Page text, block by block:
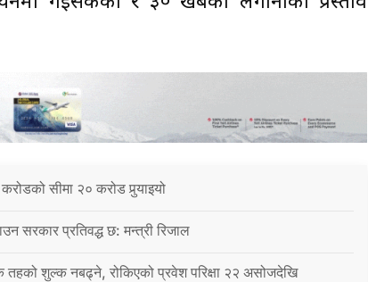
सीमा २० करोड पुर्‍याइयो
सरकार प्रतिवद्ध छ: मन्त्री रिजाल
तहको शुल्क नबढ्ने, रोकिएको प्रवेश परिक्षा २२ असोजदेखि